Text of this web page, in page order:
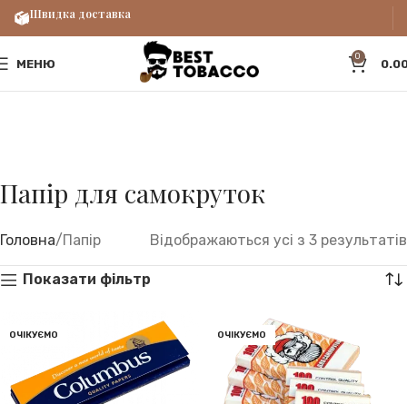
МЕНЮ
0
Папір для самокруток
Головна Папір Відображаються усі з 3 результатів
Показати фільтр
ОЧІКУЄМО ОЧІКУЄМО
Швидка доставка